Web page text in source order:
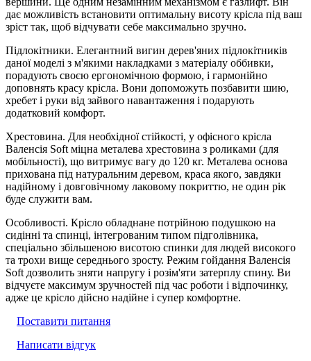
дає можливість встановити оптимальну висоту крісла під ваш
зріст так, щоб відчувати себе максимально зручно.
Підлокітники. Елегантний вигин дерев'яних підлокітників
даної моделі з м'якими накладками з матеріалу оббивки,
порадують своєю ергономічною формою, і гармонійно
доповнять красу крісла. Вони допоможуть позбавити шию,
хребет і руки від зайвого навантаження і подарують
додатковий комфорт.
Хрестовина. Для необхідної стійкості, у офісного крісла
Валенсія Soft міцна металева хрестовина з роликами (для
мобільності), що витримує вагу до 120 кг. Металева основа
прихована під натуральним деревом, краса якого, завдяки
надійному і довговічному лаковому покриттю, не один рік
буде служити вам.
Особливості. Крісло обладнане потрійною подушкою на
сидінні та спинці, інтегрованим типом підголівника,
спеціально збільшеною висотою спинки для людей високого
та трохи вище середнього зросту. Режим гойдання Валенсія
Soft дозволить зняти напругу і розім'яти затерплу спину. Ви
відчуєте максимум зручностей під час роботи і відпочинку,
адже це крісло дійсно надійне і супер комфортне.
Поставити питання
Написати відгук